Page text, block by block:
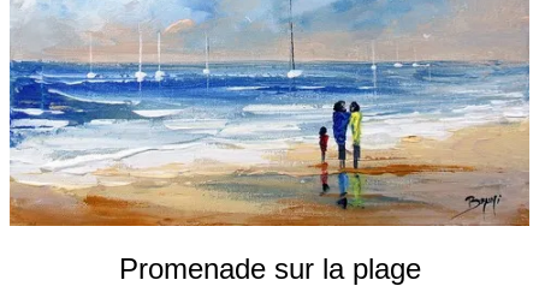
Contact
Newsletter
BLOG
Français
Promenade sur la plage